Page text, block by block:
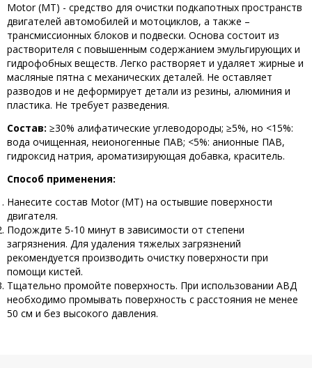
Motor (MT) - cредство для очистки подкапотных пространств
двигателей автомобилей и мотоциклов, а также –
трансмиссионных блоков и подвески. Основа состоит из
растворителя с повышенным содержанием эмульгирующих и
гидрофобных веществ. Легко растворяет и удаляет жирные и
масляные пятна с механических деталей. Не оставляет
разводов и не деформирует детали из резины, алюминия и
пластика. Не требует разведения.
Состав: ≥30% алифатические углеводороды; ≥5%, но <15%:
вода очищенная, неионогенные ПАВ; <5%: анионные ПАВ,
гидроксид натрия, ароматизирующая добавка, краситель.
Способ применения:
Нанесите состав Motor (MT) на остывшие поверхности
двигателя.
Подождите 5-10 минут в зависимости от степени
загрязнения. Для удаления тяжелых загрязнений
рекомендуется производить очистку поверхности при
помощи кистей.
Тщательно промойте поверхность. При использовании АВД
необходимо промывать поверхность с расстояния не менее
50 см и без высокого давления.